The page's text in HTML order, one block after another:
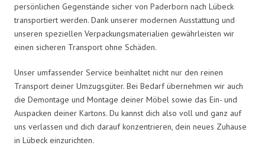
persönlichen Gegenstände sicher von Paderborn nach Lübeck
transportiert werden. Dank unserer modernen Ausstattung und
unseren speziellen Verpackungsmaterialien gewährleisten wir
einen sicheren Transport ohne Schäden.
Unser umfassender Service beinhaltet nicht nur den reinen
Transport deiner Umzugsgüter. Bei Bedarf übernehmen wir auch
die Demontage und Montage deiner Möbel sowie das Ein- und
Auspacken deiner Kartons. Du kannst dich also voll und ganz auf
uns verlassen und dich darauf konzentrieren, dein neues Zuhause
in Lübeck einzurichten.